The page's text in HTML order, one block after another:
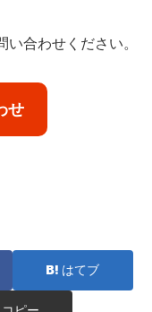
合わせください。
せ
はてブ